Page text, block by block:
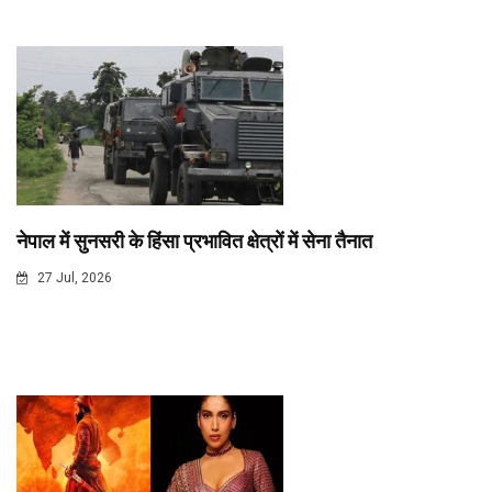
नेपाल में सुनसरी के हिंसा प्रभावित क्षेत्रों में सेना तैनात
27 Jul, 2026